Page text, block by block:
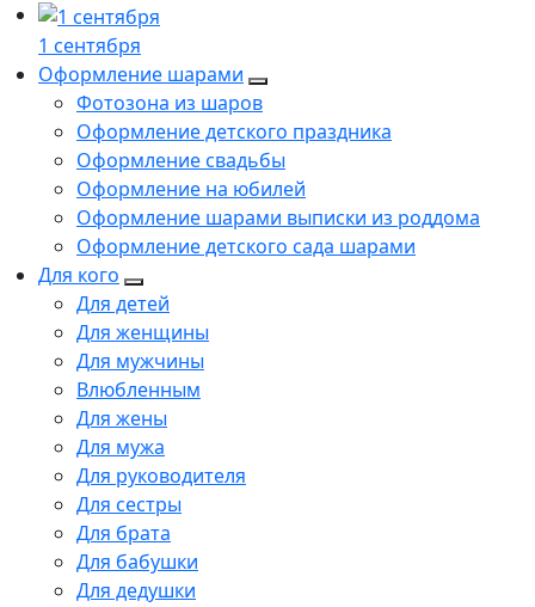
1 сентября
Оформление шарами
Фотозона из шаров
Оформление детского праздника
Оформление свадьбы
Оформление на юбилей
Оформление шарами выписки из роддома
Оформление детского сада шарами
Для кого
Для детей
Для женщины
Для мужчины
Влюбленным
Для жены
Для мужа
Для руководителя
Для сестры
Для брата
Для бабушки
Для дедушки